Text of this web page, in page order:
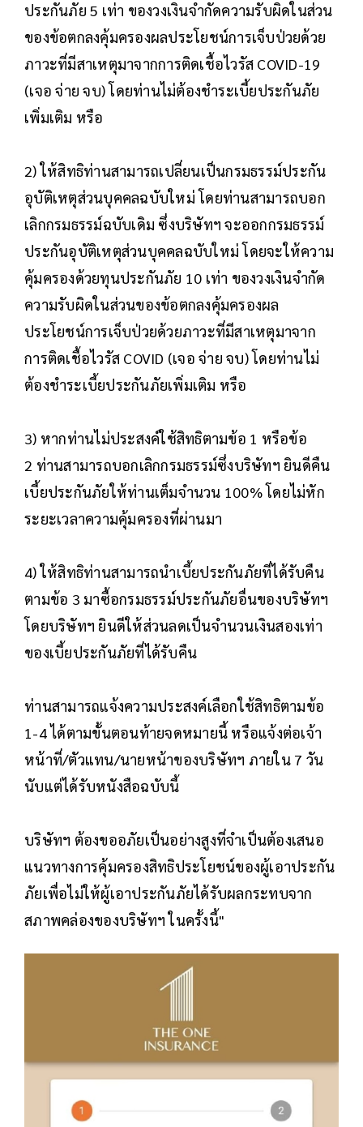
ประกันภัย 5 เท่า ของวงเงินจำกัดความรับผิดในส่วน
ของข้อตกลงคุ้มครองผลประโยชน์การเจ็บป่วยด้วย
ภาวะที่มีสาเหตุมาจากการติดเชื้อไวรัส COVID-19
(เจอ จ่าย จบ) โดยท่านไม่ต้องชำระเบี้ยประกันภัย
เพิ่มเติม หรือ
2) ให้สิทธิท่านสามารถเปลี่ยนเป็นกรมธรรม์ประกัน
อุบัติเหตุส่วนบุคคลฉบับใหม่ โดยท่านสามารถบอก
เลิกกรมธรรม์ฉบับเดิม ซึ่งบริษัทฯ จะออกกรมธรรม์
ประกันอุบัติเหตุส่วนบุคคลฉบับใหม่ โดยจะให้ความ
คุ้มครองด้วยทุนประกันภัย 10 เท่า ของวงเงินจำกัด
ความรับผิดในส่วนของข้อตกลงคุ้มครองผล
ประโยชน์การเจ็บป่วยด้วยภาวะที่มีสาเหตุมาจาก
การติดเชื้อไวรัส COVID (เจอ จ่าย จบ) โดยท่านไม่
ต้องชำระเบี้ยประกันภัยเพิ่มเติม หรือ
3) หากท่านไม่ประสงค์ใช้สิทธิตามข้อ 1 หรือข้อ
2 ท่านสามารถบอกเลิกกรมธรรม์ซึ่งบริษัทฯ ยินดีคืน
เบี้ยประกันภัยให้ท่านเต็มจำนวน 100% โดยไม่หัก
ระยะเวลาความคุ้มครองที่ผ่านมา
4) ให้สิทธิท่านสามารถนำเบี้ยประกันภัยที่ได้รับคืน
ตามข้อ 3 มาซื้อกรมธรรม์ประกันภัยอื่นของบริษัทฯ
โดยบริษัทฯ ยินดีให้ส่วนลดเป็นจำนวนเงินสองเท่า
ของเบี้ยประกันภัยที่ได้รับคืน
ท่านสามารถแจ้งความประสงค์เลือกใช้สิทธิตามข้อ
1-4 ได้ตามขั้นตอนท้ายจดหมายนี้ หรือแจ้งต่อเจ้า
หน้าที่/ตัวแทน/นายหน้าของบริษัทฯ ภายใน 7 วัน
นับแต่ได้รับหนังสือฉบับนี้
บริษัทฯ ต้องขออภัยเป็นอย่างสูงที่จำเป็นต้องเสนอ
แนวทางการคุ้มครองสิทธิประโยชน์ของผู้เอาประกัน
ภัยเพื่อไม่ให้ผู้เอาประกันภัยได้รับผลกระทบจาก
สภาพคล่องของบริษัทฯ ในครั้งนี้"